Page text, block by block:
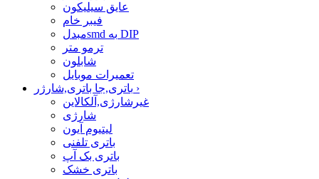
عایق سیلیکون
فیبر خام
مبدلsmd به DIP
ترمو متر
شابلون
تعمیرات موبایل
›
غیرشارژی,آلکالاین
شارژی
لیتیوم آیون
باتری تلفنی
باتری بک آپ
باتری خشک